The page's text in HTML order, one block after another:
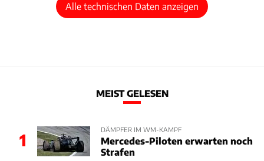
Alle technischen Daten anzeigen
MEIST GELESEN
1
DÄMPFER IM WM-KAMPF
Mercedes-Piloten erwarten noch
Strafen